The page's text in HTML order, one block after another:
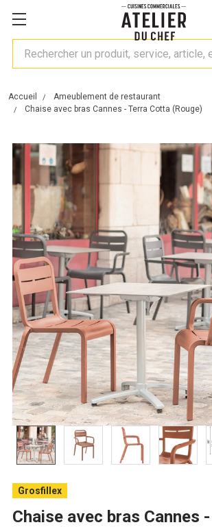
Rechercher
Accueil
Ameublement de restaurant
Chaise avec bras Cannes - Terra Cotta (Rouge)
Grosfillex
Chaise avec bras Cannes